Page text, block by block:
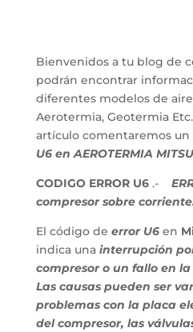
Bienvenidos a tu blog de
podrán encontrar
diferentes modelos de
Aerotermia, Geotermia
artículo comentaremos un
U6 en AEROTERMIA
CODIGO ERROR U6 .-
compresor sobre
El código de error U6en
indica una interrupción
compresor o un fallo en
Las causas pueden ser
problemas con la placa
del compresor, las